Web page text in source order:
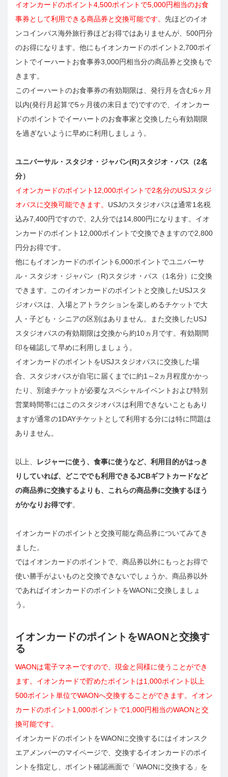
イオンカードのポイント4,500ポイントで5,000円相当のお食
事券として利用できる商品券と交換可能です。 先ほどのイオ
ンコインパス海外旅行券ほどお得ではありませんが、500円分
のお得になります。他にもイオンカードのポイント2,700ポイ
ントでイーハートお食事券3,000円相当分の商品券と交換もで
きます。
このイーハートのお食事券の有効期限は、発行月を含む6ヶ月
以内(発行月起算で5ヶ月後の末日まで)ですので、イオンカー
ドのポイントでイーハートのお食事家と交換したら有効期限
を過ぎないように早めに利用しましょう。
ユニバーサル・スタジオ・ジャパン(R)スタジオ・パス（2名
分）
イオンカードのポイント12,000ポイントで2名分のUSJスタジ
オパスに交換可能できます。 USJのスタジオパスは通常1名税
込み7,400円ですので、2人分では14,800円になります。イオ
ンカードのポイント12,000ポイントで交換できますので2,800
円分お得です。
他にもイオンカードのポイント6,000ポイントでユニバーサ
ル・スタジオ・ジャパン（R)スタジオ・パス（1名分）に交換
できます。このイオンカードのポイントと交換したUSJスタ
ジオパスは、入場とアトラクションを楽しめるチケットで大
人・子ども・シニアの区別はありません。また交換したUSJ
スタジオパスの有効期限は交換から約10ヵ月です。有効期間
印を確認して早めに利用しましょう。
イオンカードのポイントをUSJスタジオパスに交換した場
合、スタジオパスが自宅に届くまでに約1～2ヵ月程度かかっ
たり、別途チケットが必要なスペシャルイベントおよび特別
営業時間帯にはこのスタジオパスは利用できないこともあり
ますが通常の1DAYチケットとして利用する分には特に問題は
ありません。
以上、
レジャーに使う、食事に使うなど、利用目的がはっき
りしていれば、どこででも利用できるJCBギフトカードなど
の商品券に交換するよりも、これらの商品券に交換するほう
がかなりお得です。
イオンカードのポイントと交換可能な商品券についてみてき
ました。
ではイオンカードのポイントで、商品券以外にもっとお得で
使い勝手がよいものと交換できないでしょうか。商品券以外
であればイオンカードのポイントをWAONに交換しましょ
う。
イオンカードのポイントをWAONと交換す
る
WAONは電子マネーですので、現金と同様に使うことができ
ます。イオンカードで貯めたポイントは1,000ポイント以上
500ポイント単位でWAONへ交換することができます。イオン
カードのポイント1,000ポイントで1,000円相当のWAONと交
換可能です。
イオンカードのポイントをWAONに交換するにはイオンスク
エアメンバーのマイページで、交換するイオンカードのポイ
ントを指定し、ポイント確認画面で「WAONに交換する」を